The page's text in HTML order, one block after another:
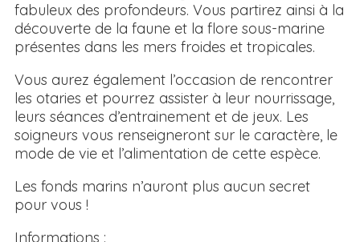
fabuleux des profondeurs. Vous partirez ainsi à la
découverte de la faune et la flore sous-marine
présentes dans les mers froides et tropicales.
Vous aurez également l’occasion de rencontrer
les otaries et pourrez assister à leur nourrissage,
leurs séances d’entrainement et de jeux. Les
soigneurs vous renseigneront sur le caractère, le
mode de vie et l’alimentation de cette espèce.
Les fonds marins n’auront plus aucun secret
pour vous !
Informations :